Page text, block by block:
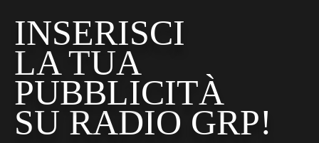
INSERISCI
LA TUA
PUBBLICITÀ
SU RADIO GRP!